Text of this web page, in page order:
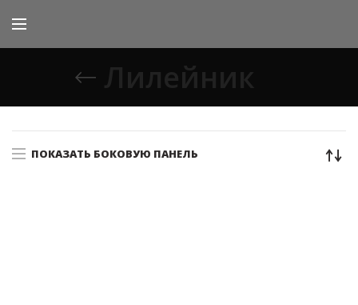
Лилейник
ПОКАЗАТЬ БОКОВУЮ ПАНЕЛЬ